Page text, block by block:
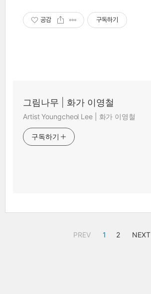
공감 구독하기
그림나무 | 화가 이영철
Artist Youngcheol Lee | 화가 이영철
구독하기
PREV 1 2 NEXT